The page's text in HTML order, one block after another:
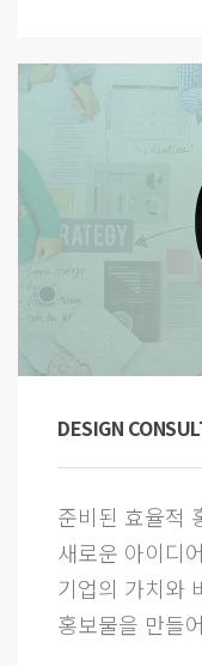
DESIGN
준비된 효율적
새로운 아이디
기업의 가치와
홍보물을 만들